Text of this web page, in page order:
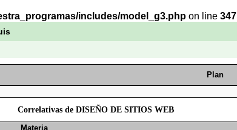
includes/model_g3.php on line 347
Plan
Correlativas de DISEÑO DE SITIOS WEB
Materia